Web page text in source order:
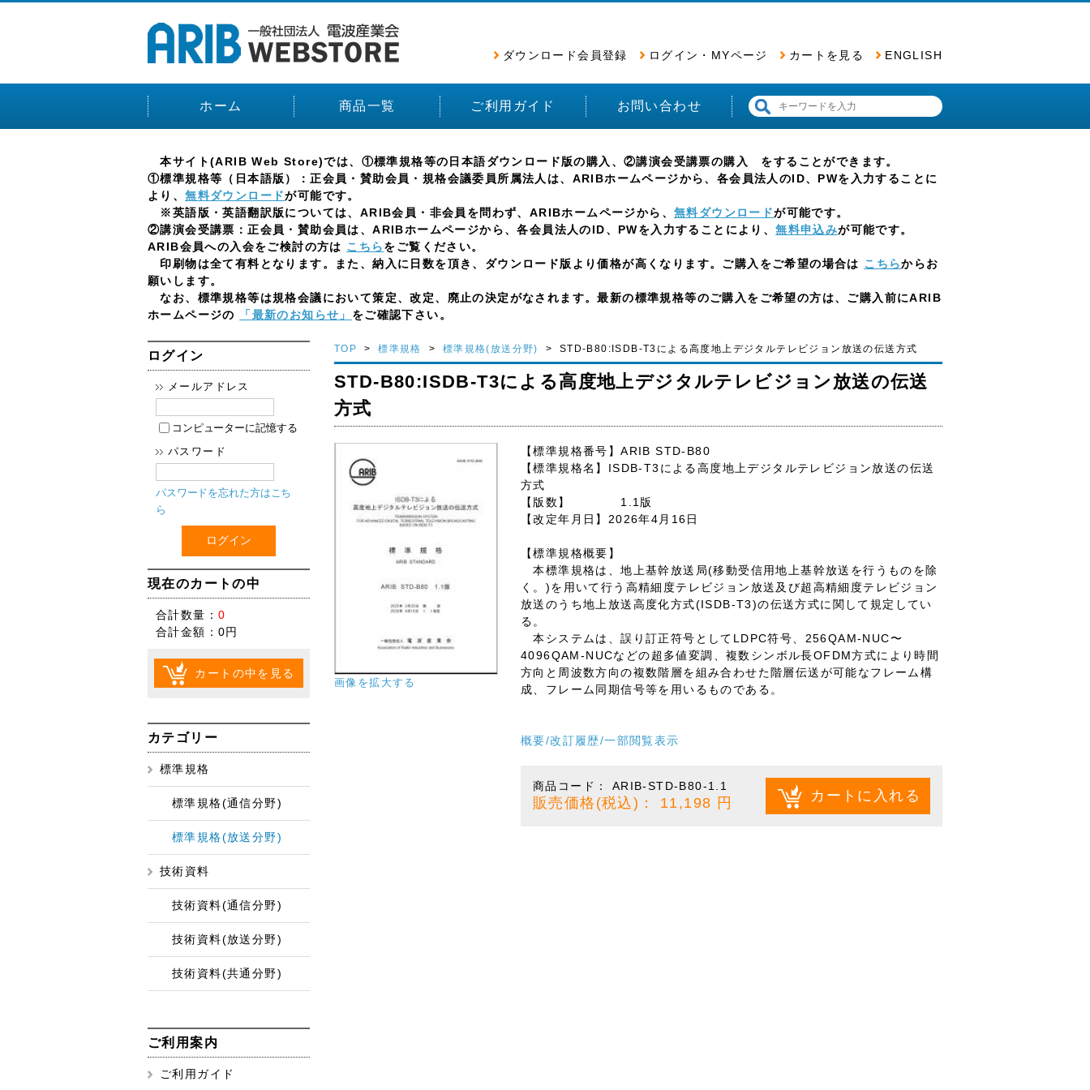
ダウンロード会員登録 ログイン・MYページ カートを見る ENGLISH
ホーム 商品一覧 ご利用ガイド お問い合わせ
本サイト(ARIB Web Store)では、①標準規格等の日本語ダウンロード版の購入、②講演会受講票の購入 をすることができます。
①標準規格等（日本語版）：正会員・賛助会員・規格会議委員所属法人は、ARIBホームページから、各会員法人のID、PWを入力することに
より、無料ダウンロードが可能です。
※英語版・英語翻訳版については、ARIB会員・非会員を問わず、ARIBホームページから、 無料ダウンロードが可能です。
②講演会受講票：正会員・賛助会員は、ARIBホームページから、各会員法人のID、PWを入力することにより、無料申込みが可能です。
ARIB会員への入会をご検討の方は こちらをご覧ください。
印刷物は全て有料となります。また、納入に日数を頂き、ダウンロード版より価格が高くなります。ご購入をご希望の場合は こちらからお
願いします。
なお、標準規格等は規格会議において策定、改定、廃止の決定がなされます。最新の標準規格等のご購入をご希望の方は、ご購入前にARIB
ホームページの
「最新のお知らせ」 をご確認下さい。
ログイン
メールアドレス
コンピューターに記憶する
パスワード
パスワードを忘れた方はこち
ら
現在のカートの中
合計数量： 0
合計金額： 0円
カートの中を見る
カテゴリー
標準規格
標準規格(通信分野)
標準規格(放送分野)
技術資料
技術資料(通信分野)
技術資料(放送分野)
技術資料(共通分野)
ご利用案内
ご利用ガイド
TOP >標準規格 > 標準規格(放送分野) > STD-B80:ISDB-T3による高度地上デジタルテレビジョン放送の伝送方式
STD-B80:ISDB-T3による高度地上デジタルテレビジョン放送の伝送
方式
画像を拡大する
【標準規格番号】ARIB STD-B80
【標準規格名】ISDB-T3による高度地上デジタルテレビジョン放送の伝送
方式
【版数】 1.1版
【改定年月日】2026年4月16日
【標準規格概要】
本標準規格は、地上基幹放送局(移動受信用地上基幹放送を行うものを除
く。)を用いて行う高精細度テレビジョン放送及び超高精細度テレビジョン
放送のうち地上放送高度化方式(ISDB-T3)の伝送方式に関して規定してい
る。
本システムは、誤り訂正符号としてLDPC符号、256QAM-NUC〜
4096QAM-NUCなどの超多値変調、複数シンボル長OFDM方式により時間
方向と周波数方向の複数階層を組み合わせた階層伝送が可能なフレーム構
成、フレーム同期信号等を用いるものである。
概要/改訂履歴/一部閲覧表示
商品コード： ARIB-STD-B80-1.1
販売価格(税込)： 11,198 円 カートに入れる